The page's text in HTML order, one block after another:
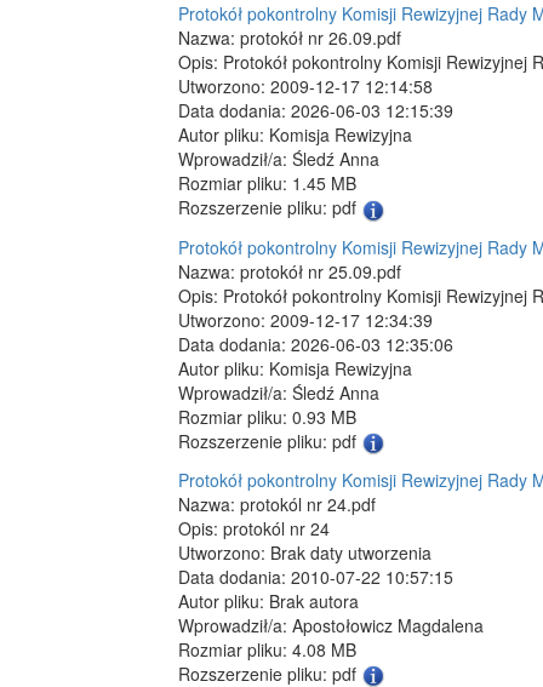
Protokół pokontrolny Komisji Rewizyjnej Rady
Nazwa: protokół nr 26.09.pdf
Opis: Protokół pokontrolny Komisji Rewizyjnej
Utworzono: 2009-12-17 12:14:58
Data dodania: 2026-06-03 12:15:39
Autor pliku: Komisja Rewizyjna
Wprowadził/a: Śledź Anna
Rozmiar pliku: 1.45 MB
Rozszerzenie pliku: pdf
Protokół pokontrolny Komisji Rewizyjnej Rady
Nazwa: protokół nr 25.09.pdf
Opis: Protokół pokontrolny Komisji Rewizyjnej
Utworzono: 2009-12-17 12:34:39
Data dodania: 2026-06-03 12:35:06
Autor pliku: Komisja Rewizyjna
Wprowadził/a: Śledź Anna
Rozmiar pliku: 0.93 MB
Rozszerzenie pliku: pdf
Protokół pokontrolny Komisji Rewizyjnej Rady
Nazwa: protokól nr 24.pdf
Opis: protokól nr 24
Utworzono: Brak daty utworzenia
Data dodania: 2010-07-22 10:57:15
Autor pliku: Brak autora
Wprowadził/a: Apostołowicz Magdalena
Rozmiar pliku: 4.08 MB
Rozszerzenie pliku: pdf